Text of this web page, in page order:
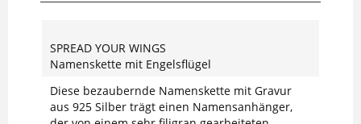
SPREAD YOUR WINGS
Namenskette mit Engelsflügel
Diese bezaubernde Namenskette mit Gravur
aus 925 Silber trägt einen Namensanhänger,